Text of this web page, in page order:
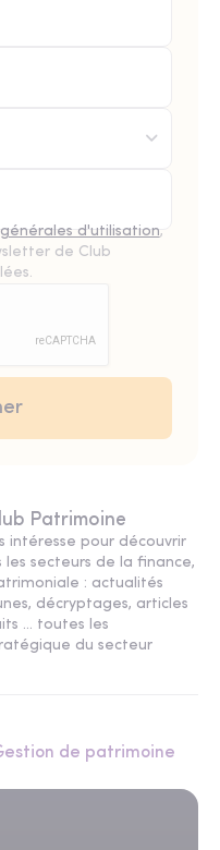
d'utilisation,
de Club
Patrimoine
intéresse pour découvrir
les secteurs de la finance,
: actualités
décryptages, articles
... toutes les
du secteur
de patrimoine